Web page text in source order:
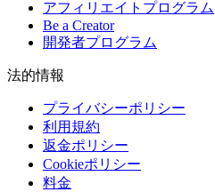
アフィリエイトプログラム
Be a Creator
開発者プログラム
法的情報
プライバシーポリシー
利用規約
返金ポリシー
Cookieポリシー
料金